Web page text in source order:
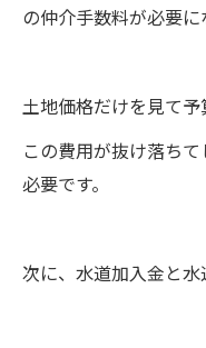
の仲介手数料が必要に
土地価格だけを見て予
この費用が抜け落ち
必要です。
次に、水道加入金と水